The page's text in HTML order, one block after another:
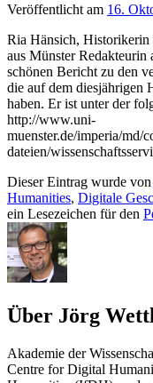
Veröffentlicht am 16.
Ria Hänsich,
aus Münster Redakteurin
schönen Bericht zu den
die auf dem diesjährigen
haben. Er ist unter der
http://www.uni-
muenster.de/imperia/md/
dateien/
Dieser Eintrag wurde von
Humanities, Digitale
ein Lesezeichen für den
Über Jörg
Akademie der
Centre for Digital